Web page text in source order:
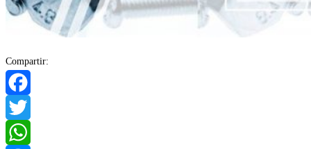
Compartir:
Facebook
Twitter